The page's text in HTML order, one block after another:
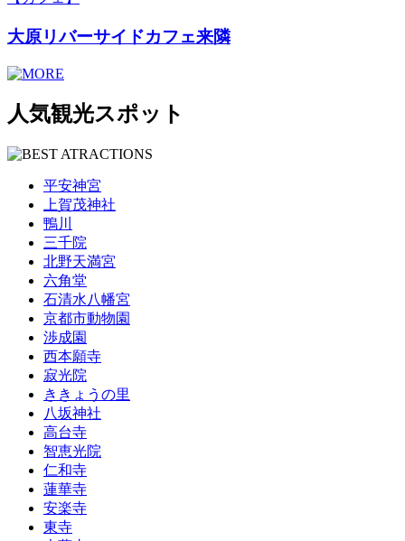
大原リバーサイドカフェ来隣
人気観光スポット
平安神宮
上賀茂神社
鴨川
三千院
北野天満宮
六角堂
石清水八幡宮
京都市動物園
渉成園
西本願寺
寂光院
ききょうの里
八坂神社
高台寺
智恵光院
仁和寺
蓮華寺
安楽寺
東寺